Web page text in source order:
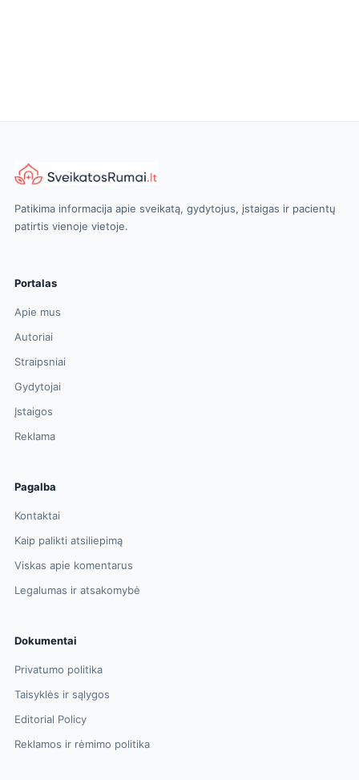
Patikima informacija apie sveikatą, gydytojus, įstaigas ir pacientų
patirtis vienoje vietoje.
Portalas
Apie mus
Autoriai
Straipsniai
Gydytojai
Įstaigos
Reklama
Pagalba
Kontaktai
Kaip palikti atsiliepimą
Viskas apie komentarus
Legalumas ir atsakomybė
Dokumentai
Privatumo politika
Taisyklės ir sąlygos
Editorial Policy
Reklamos ir rėmimo politika